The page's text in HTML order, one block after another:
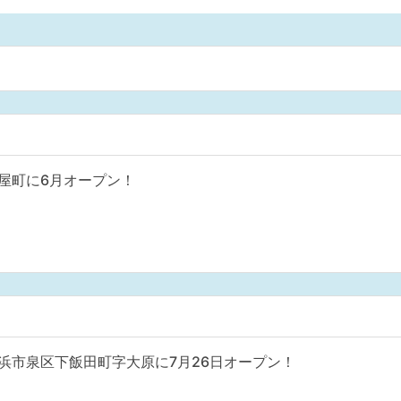
に6月オープン！
泉区下飯田町字大原に7月26日オープン！